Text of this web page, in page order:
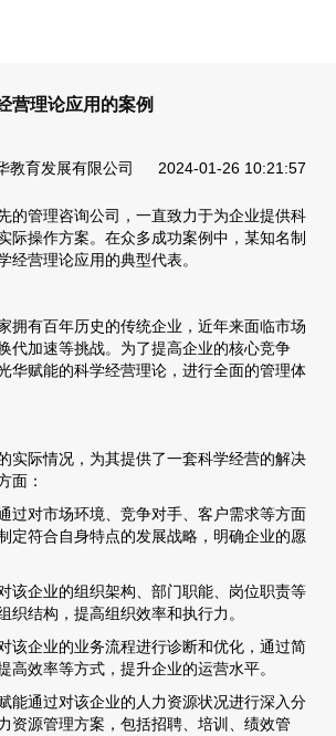
营理论应用的案例
教育发展有限公司 2024-01-26 10:21:57
的管理咨询公司，一直致力于为企业提供科
际操作方案。在众多成功案例中，某知名制
经营理论应用的典型代表。
拥有百年历史的传统企业，近年来面临市场
代加速等挑战。为了提高企业的核心竞争
华赋能的科学经营理论，进行全面的管理体
实际情况，为其提供了一套科学经营的解决
面：
过对市场环境、竞争对手、客户需求等方面
定符合自身特点的发展战略，明确企业的愿
该企业的组织架构、部门职能、岗位职责等
织结构，提高组织效率和执行力。
该企业的业务流程进行诊断和优化，通过简
高效率等方式，提升企业的运营水平。
能通过对该企业的人力资源状况进行深入分
资源管理方案，包括招聘、培训、绩效管